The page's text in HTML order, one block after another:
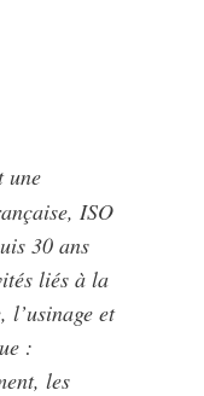
une
ISO
30 ans
liés à la
l’usinage et
:
les